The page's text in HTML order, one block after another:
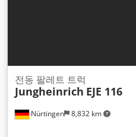
Nürtingen 8,832 km
전동 팔레트 트럭
Jungheinrich EJE 116